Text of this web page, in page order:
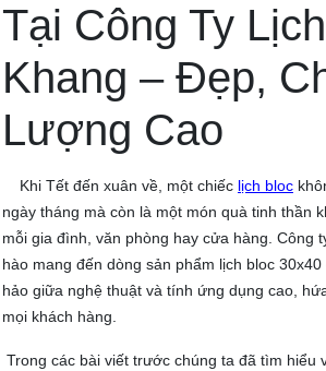
Tại Công Ty
Khang – Đẹp,
Lượng Cao
Khi Tết đến xuân về, một chiếc lịch bloc
ngày tháng mà còn là một món quà tinh thần
mỗi gia đình, văn phòng hay cửa hàng. Công
hào mang đến dòng sản phẩm lịch bloc
hảo giữa nghệ thuật và tính ứng dụng cao,
mọi khách hàng.
Trong các bài viết trước chúng ta đã tìm hiểu